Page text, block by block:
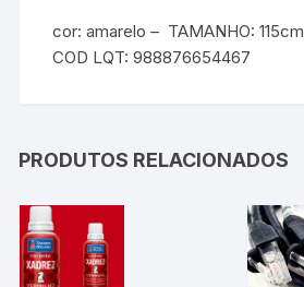
cor: amarelo – TAMANHO: 115cm
COD LQT: 988876654467
PRODUTOS RELACIONADOS